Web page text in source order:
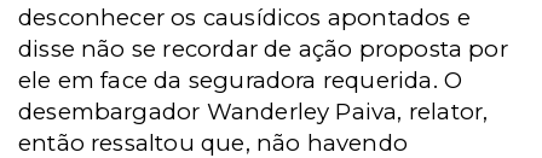
desconhecer os causídicos apontados e
disse não se recordar de ação proposta por
ele em face da seguradora requerida. O
desembargador Wanderley Paiva, relator,
então ressaltou que, não havendo